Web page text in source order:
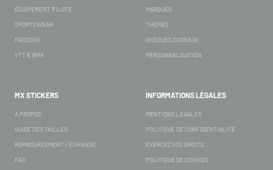
ÉQUIPEMENT PILOTE
SPORTSWEAR
PADDOCK
VTT & BMX
MARQUES
THÈMES
CHÈQUES CADEAUX
PERSONNALISATION
MX STICKERS
À PROPOS
GUIDE DES TAILLES
REMBOURSEMENT / ÉCHANGE
FAQ
INFORMATIONS LÉGALES
MENTIONS LÉGALES
POLITIQUE DE CONFIDENTIALITÉ
EXERCEZ VOS DROITS
POLITIQUE DE COOKIES